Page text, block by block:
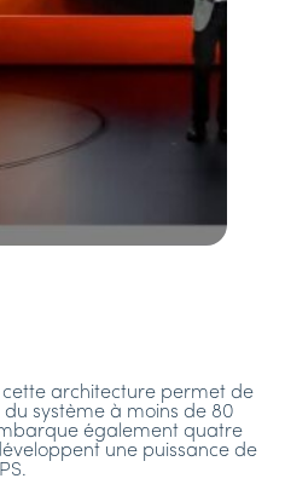
architecture permet de
système à moins de 80
également quatre
une puissance de